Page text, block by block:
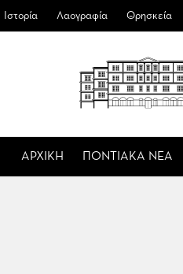
Ιστορία Λαογραφία Θρησκεία
ΑΡΧΙΚΗ ΠΟΝΤΙΑΚΑ ΝΕΑ